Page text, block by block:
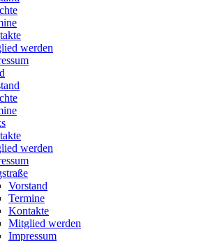
werden
werden
Vorstand
Termine
Kontakte
Mitglied werden
Impressum